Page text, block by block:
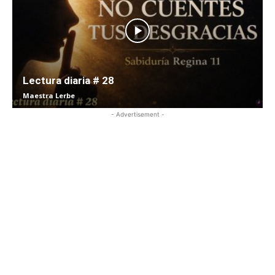
Lectura diaria # 28
Maestra Lerbe
- Advertisement -